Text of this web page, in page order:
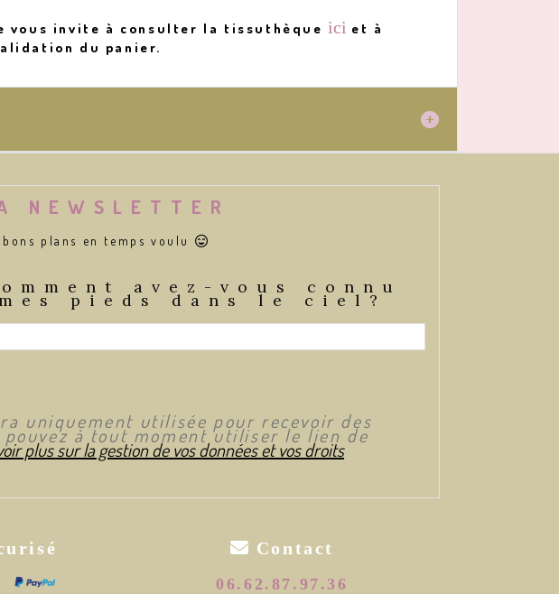
vous invite à consulter la tissuthèque ici et à
du panier.
NEWSLETTER
plans en temps voulu 
avez-vous connu
pieds dans le ciel?
uniquement utilisée pour recevoir des
à tout moment utiliser le lien de
plus sur la gestion de vos données et vos droits
 Contact
06.62.87.97.36